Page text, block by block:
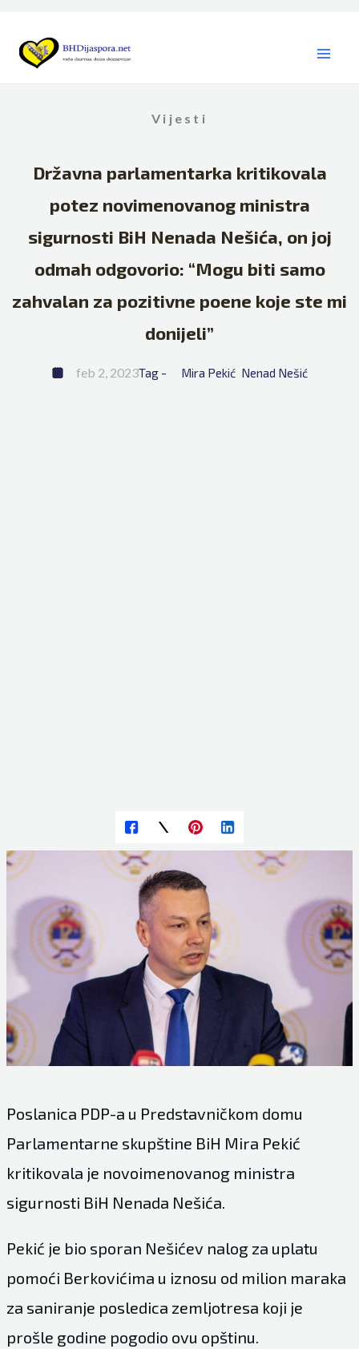
content
Vijesti
Državna parlamentarka kritikovala
potez novimenovanog ministra
sigurnosti BiH Nenada Nešića, on joj
odmah odgovorio: “Mogu biti samo
zahvalan za pozitivne poene koje ste mi
donijeli”
feb 2, 2023Tag - Mira Pekić Nenad Nešić
Poslanica PDP-a u Predstavničkom domu
Parlamentarne skupštine BiH Mira Pekić
kritikovala je novoimenovanog ministra
sigurnosti BiH Nenada Nešića.
Pekić je bio sporan Nešićev nalog za uplatu
pomoći Berkovićima u iznosu od milion maraka
za saniranje posledica zemljotresa koji je
prošle godine pogodio ovu opštinu.